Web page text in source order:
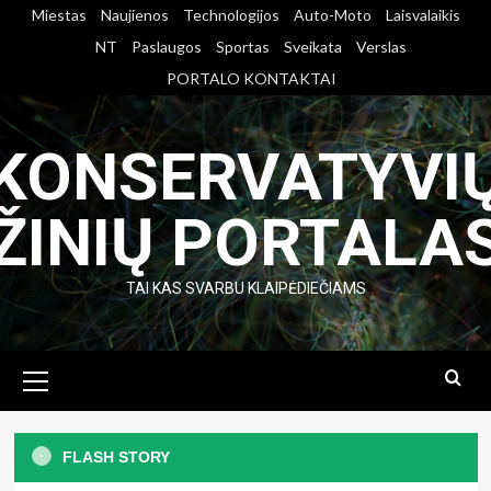
Miestas Naujienos Technologijos Auto-Moto
Laisvalaikis
NT
Paslaugos Sportas Sveikata
Verslas
PORTALO KONTAKTAI
TAI KAS SVARBU KLAIPĖDIEČIAMS
Menu
FLASH STORY
Paslaugos Technologijos
remonto servisą